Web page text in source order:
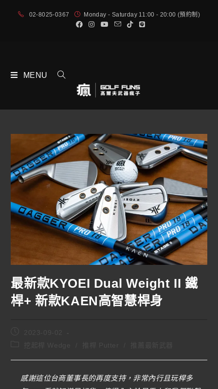
02-8025-0367 Monday - Saturday 11:00 - 20:00 (預約制)
MENU
最新款KYOEI Dual Weight II 鐵
桿+ 新款KAEN高智慧桿身
2023-09-02
挖起桿 Wedge
感謝這位台商董事長的再度支持，非常內行且玩桿多